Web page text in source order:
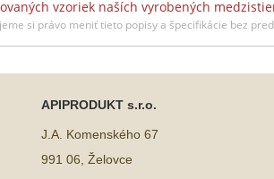
vzoriek naších vyrobených
si právo meniť tieto popisy a špecifikácie bez
APIPRODUKT s.r.o.
J.A. Komenského 67
991 06, Želovce